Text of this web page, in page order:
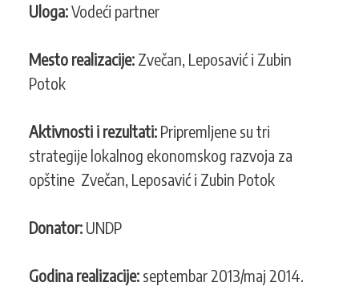
Uloga:Vodeći partner
Mesto realizacije: Zvečan, Leposavić i Zubin
Potok
Aktivnosti i rezultati: Pripremljene su tri
strategije lokalnog ekonomskog razvoja za
opštine Zvečan, Leposavić i Zubin Potok
Donator: UNDP
Godina realizacije: septembar 2013/maj 2014.